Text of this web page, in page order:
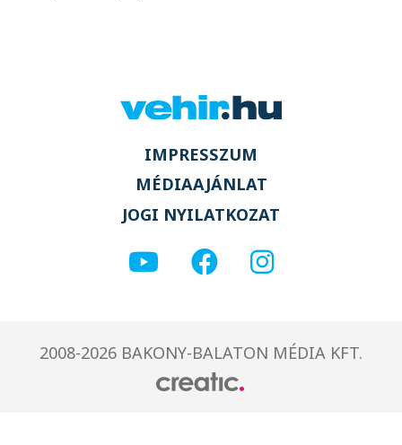
IMPRESSZUM
MÉDIAAJÁNLAT
JOGI NYILATKOZAT
2008-2026 BAKONY-BALATON MÉDIA KFT.